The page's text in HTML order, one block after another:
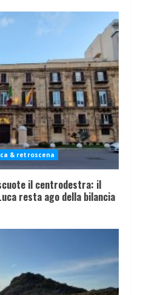
& retroscena
il centrodestra: il
resta ago della bilancia